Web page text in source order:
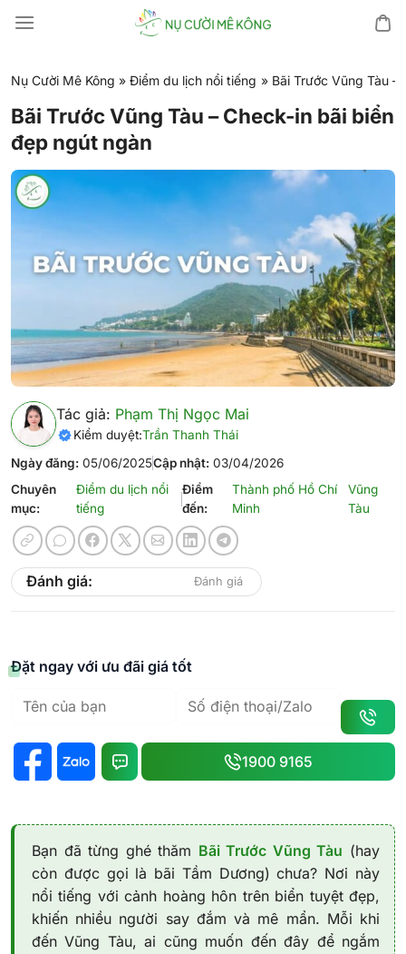
đến
dung
Nụ Cười Mê Kông » Điểm du lịch nổi tiếng » Bãi Trước Vũng Tàu
Bãi Trước Vũng Tàu – Check-in bãi biển
đẹp ngút ngàn
Tác giả: Phạm Thị Ngọc Mai
Kiểm duyệt:Trần Thanh Thái
Ngày đăng: 05/06/2025Cập nhật: 03/04/2026
Chuyên
mục:
Điểm du lịch nổi
tiếng
Điểm
đến:
Thành phố Hồ Chí
Minh
Vũng
Tàu
Đánh giá: Đánh giá
Đặt ngay với ưu đãi giá tốt
1900 9165
Bạn đã từng ghé thăm Bãi Trước Vũng Tàu (hay
còn được gọi là bãi Tầm Dương) chưa? Nơi này
nổi tiếng với cảnh hoàng hôn trên biển tuyệt đẹp,
khiến nhiều người say đắm và mê mẩn. Mỗi khi
đến Vũng Tàu, ai cũng muốn đến đây để ngắm